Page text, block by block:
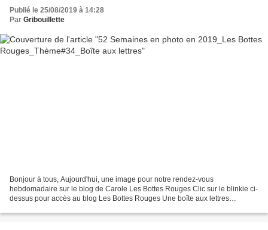
Publié le 25/08/2019 à 14:28
Par Gribouillette
Bonjour à tous, Aujourd'hui, une image pour notre rendez-vous
hebdomadaire sur le blog de Carole Les Bottes Rouges Clic sur le blinkie ci-
dessus pour accès au blog Les Bottes Rouges Une boîte aux lettres